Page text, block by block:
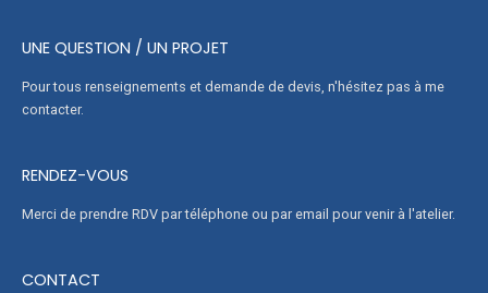
UNE QUESTION / UN PROJET
Pour tous renseignements et demande de devis, n'hésitez pas à me
contacter.
RENDEZ-VOUS
Merci de prendre RDV par téléphone ou par email pour venir à l'atelier.
CONTACT